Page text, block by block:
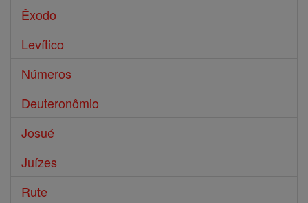
Êxodo
Levítico
Números
Deuteronômio
Josué
Juízes
Rute